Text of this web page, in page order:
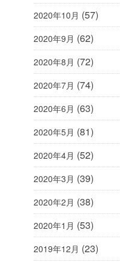
2020年10月 (57)
2020年9月 (62)
2020年8月 (72)
2020年7月 (74)
2020年6月 (63)
2020年5月 (81)
2020年4月 (52)
2020年3月 (39)
2020年2月 (38)
2020年1月 (53)
2019年12月 (23)